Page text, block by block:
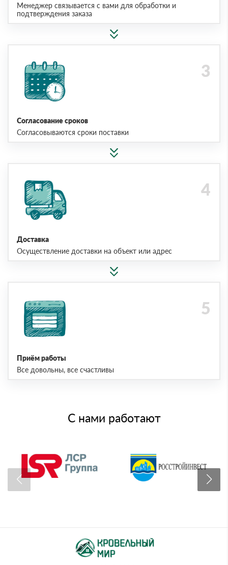
Менеджер связывается с вами для обработки и
подтверждения заказа
Согласование сроков
Согласовываются сроки поставки
Доставка
Осуществление доставки на объект или адрес
Приём работы
Все довольны, все счастливы
С нами работают